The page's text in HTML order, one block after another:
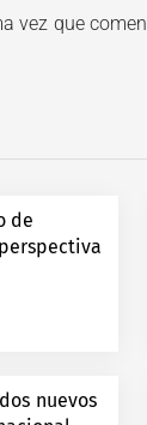
vez que
de
nuevos